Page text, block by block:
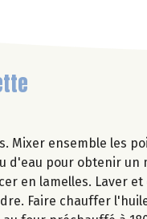
Mixer ensemble les
d'eau pour obtenir un
en lamelles. Laver
Faire chauffer